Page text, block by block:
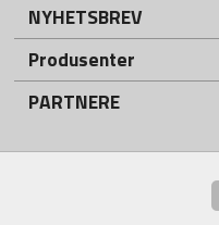
NYHETSBREV
Produsenter
PARTNERE